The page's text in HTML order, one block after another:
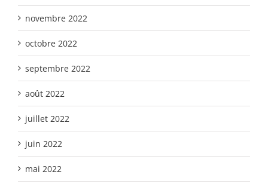
novembre 2022
octobre 2022
septembre 2022
août 2022
juillet 2022
juin 2022
mai 2022